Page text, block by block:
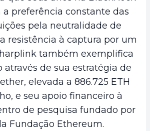
a preferência constante das
pela neutralidade de
resistência à captura por um
também exemplifica
através de sua estratégia de
elevada a 886.725 ETH
e seu apoio financeiro à
de pesquisa fundado por
Fundação Ethereum.